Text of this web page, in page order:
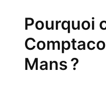
Pourquoi
Mans ?